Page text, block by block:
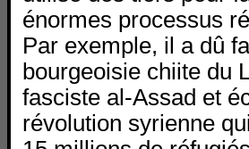
énormes processus
Par exemple, il a dû
bourgeoisie chiite du
fasciste al-Assad et
révolution syrienne